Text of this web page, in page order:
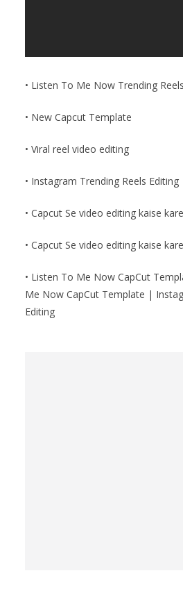
• Listen To Me Now Trending
• New Capcut Template
• Viral reel video editing
• Instagram Trending Reels Editing
• Capcut Se video editing kaise kare
• Capcut Se video editing kaise kare
• Listen To Me Now CapCut
Me Now CapCut Template |
Editing